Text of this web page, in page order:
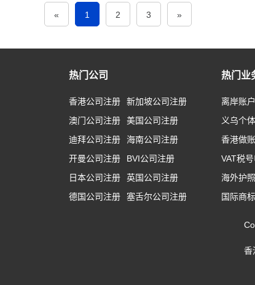
« 1 2 3 »
热门公司
香港公司注册
新加坡公司注册
澳门公司注册
美国公司注册
迪拜公司注册
海南公司注册
开曼公司注册
BVI公司注册
日本公司注册
英国公司注册
德国公司注册
塞舌尔公司注册
热门业
离岸账
义乌个
香港做
VAT税
海外护
国际商
香